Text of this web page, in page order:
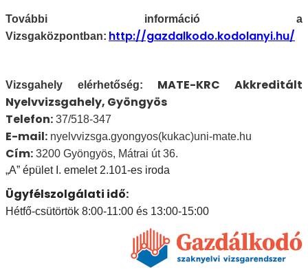
További információ a
Vizsgaközpontban: http://gazdalkodo.kodolanyi.hu/
Vizsgahely elérhetőség: MATE-KRC Akkreditált
Nyelvvizsgahely, Gyöngyös
Telefon: 37/518-347
E-mail: nyelvvizsga.gyongyos(kukac)uni-mate.hu
Cím: 3200 Gyöngyös, Mátrai út 36.
„A” épület I. emelet 2.101-es iroda
Ügyfélszolgálati idő:
Hétfő-csütörtök 8:00-11:00 és 13:00-15:00